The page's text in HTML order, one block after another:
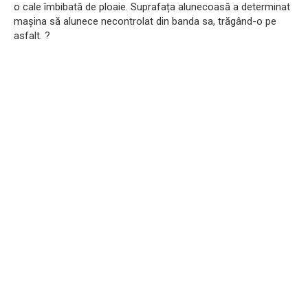
o cale îmbibată de ploaie. Suprafața alunecoasă a determinat
mașina să alunece necontrolat din banda sa, trăgând-o pe
asfalt. ?